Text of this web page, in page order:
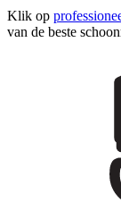
Klik op
van de beste